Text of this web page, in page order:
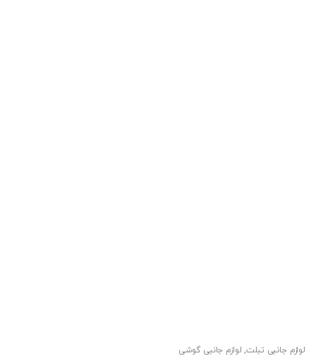
لوازم جانبی تبلت, لوازم جانبی گوشی